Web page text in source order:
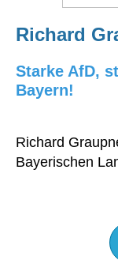
Richard
Starke AfD,
Bayern!
Richard
Bayerischen